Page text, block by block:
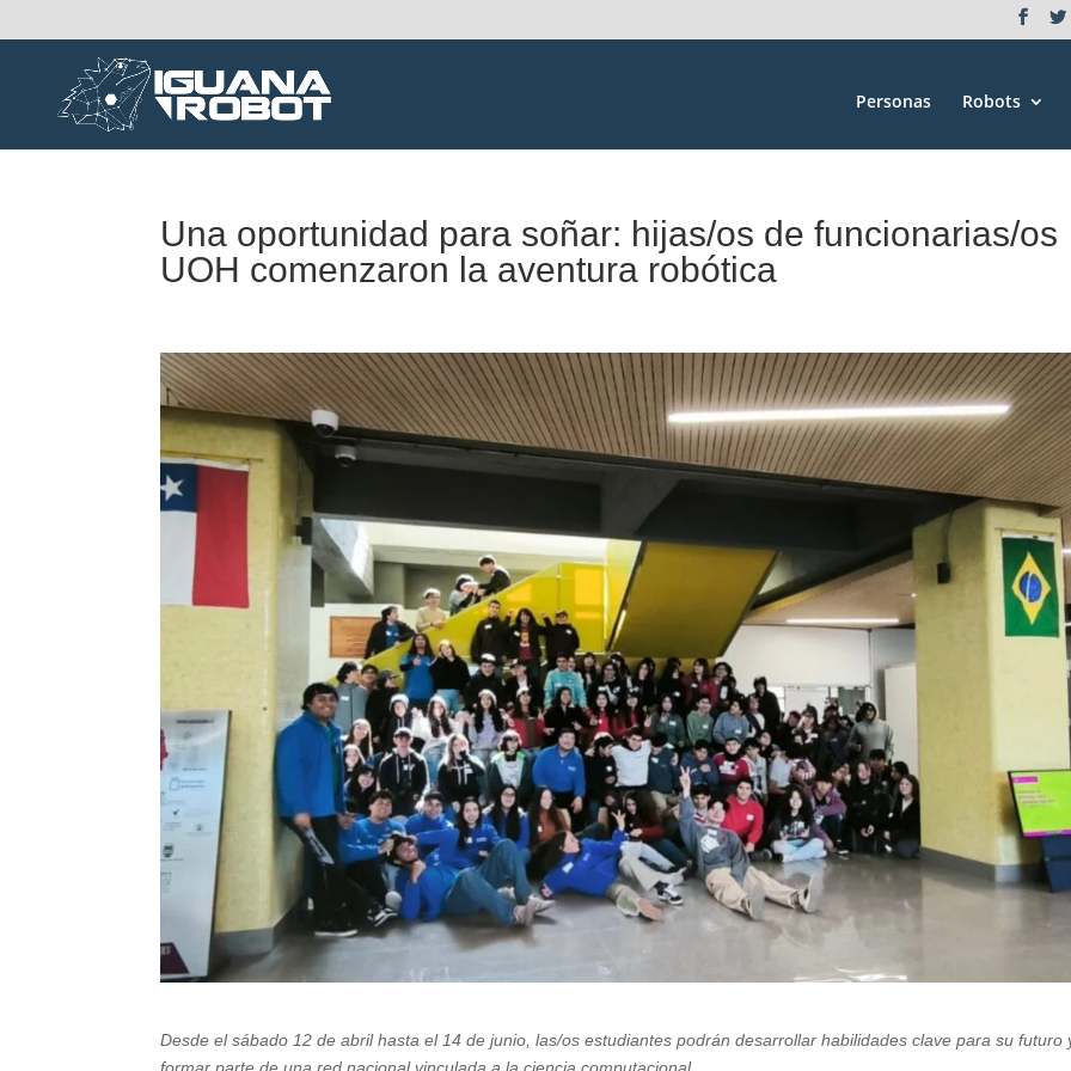
Personas Robots
Una oportunidad para soñar: hijas/os de funcionarias/os
UOH comenzaron la aventura robótica
Desde el sábado 12 de abril hasta el 14 de junio, las/os estudiantes podrán desarrollar habilidades clave para su futuro